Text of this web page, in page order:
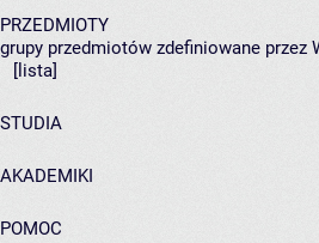
PRZEDMIOTY
grupy przedmiotów zdefiniowane przez
[lista]
STUDIA
AKADEMIKI
POMOC